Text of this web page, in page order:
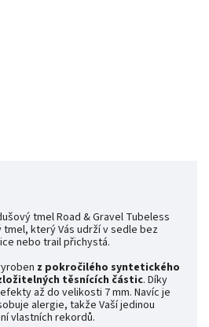
tmel Road & Gravel Tubeless
který Vás udrží v sedle bez
nebo trail přichystá.
z pokročilého syntetického
těsnících částic. Díky
až do velikosti 7 mm. Navíc je
alergie, takže Vaší jedinou
vlastních rekordů.